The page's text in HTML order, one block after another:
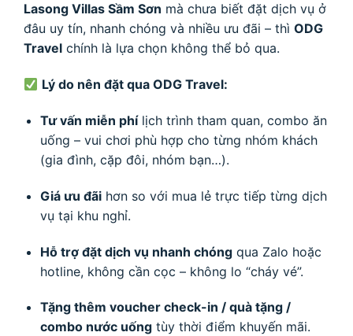
Lasong Villas Sầm Sơn mà chưa biết đặt dịch vụ ở
đâu uy tín, nhanh chóng và nhiều ưu đãi – thì ODG
Travel chính là lựa chọn không thể bỏ qua.
Lý do nên đặt qua ODG Travel:
Tư vấn miễn phílịch trình tham quan, combo ăn
uống – vui chơi phù hợp cho từng nhóm khách
(gia đình, cặp đôi, nhóm bạn…).
Giá ưu đãihơn so với mua lẻ trực tiếp từng dịch
vụ tại khu nghỉ.
Hỗ trợ đặt dịch vụ nhanh chóngqua Zalo hoặc
hotline, không cần cọc – không lo “cháy vé”.
Tặng thêm voucher check-in / quà tặng /
combo nước uốngtùy thời điểm khuyến mãi.